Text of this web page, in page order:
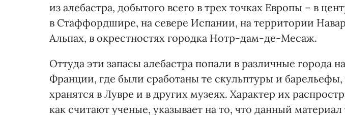
из алебастра, добытого всего в трех точках Европы – в
в Стаффордшире, на севере Испании, на территории
Альпах, в окрестностях городка Нотр-дам-де-Месаж.
Оттуда эти запасы алебастра попали в различные города
Франции, где были сработаны те скульптуры и
хранятся в Лувре и в других музеях. Характер их
как считают ученые, указывает на то, что данный